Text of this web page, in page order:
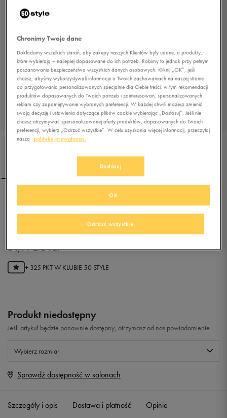
NIKE SKARPETY CUSH QT
3PR
4.9(426)
64,99złz Vat
+ 325 PKT W KLUBIE 50 STYLE
Produkt niedostępny
Jeśli artykuł będzie ponownie dostępny, otrzymasz od nas powiadomienie.
Wybierz rozmiar
Rozmiary EU
34-38
Sprawdź dostępność w salonach
Szczegóły i opis Dostawa i płatność Opinie
Chronimy Twoje dane
Dokładamy wszelkich starań, aby zakupy naszych Klientów były udane, a produkty,
które wybierają – najlepiej dopasowane do ich potrzeb. Robimy to jednak przy pełnym
poszanowaniu bezpieczeństwa wszystkich danych osobowych. Kliknij „OK”, jeśli
chcesz, abyśmy wykorzystywali informacje o Twoich zachowaniach na naszej stronie
do przygotowania personalizowanych specjalnie dla Ciebie treści, w tym rekomendacji
produktów dopasowanych do Twoich potrzeb i zainteresowań, spersonalizowanych
reklam czy zapamiętywanie wybranych preferencji. W każdej chwili możesz zmienić
swoją decyzję i ustawienia dotyczące plików cookie wybierając „Dostosuj”. Jeśli nie
chcesz otrzymywać spersonalizowanej oferty produktów, dopasowanych do Twoich
preferencji, wybierz „Odrzuć wszystkie”. W celu uzyskania więcej informacji, przeczytaj
naszą
politykę prywatności.
Dostosuj
Odrzuć wszystkie
OK